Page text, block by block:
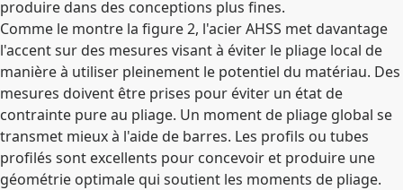
produire dans des conceptions plus fines.
Comme le montre la figure 2, l'acier AHSS met davantage
l'accent sur des mesures visant à éviter le pliage local de
manière à utiliser pleinement le potentiel du matériau. Des
mesures doivent être prises pour éviter un état de
contrainte pure au pliage. Un moment de pliage global se
transmet mieux à l'aide de barres. Les profils ou tubes
profilés sont excellents pour concevoir et produire une
géométrie optimale qui soutient les moments de pliage.